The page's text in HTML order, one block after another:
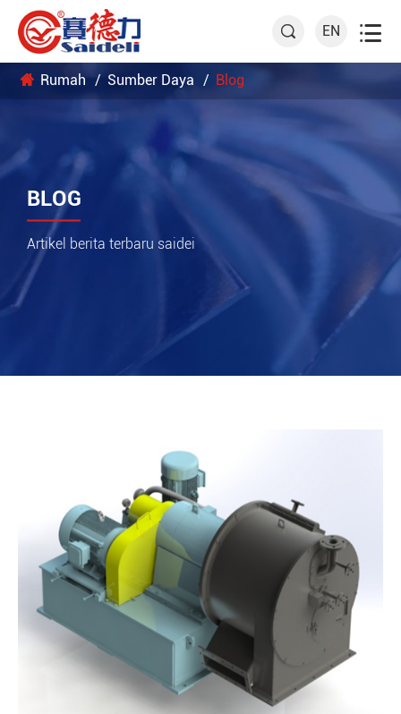
 EN 
Rumah Sumber Daya Blog
BLOG
Artikel berita terbaru saidei